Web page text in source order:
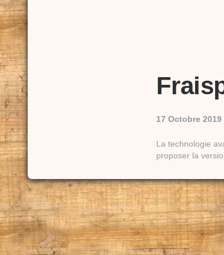
17 Octobre 2019
La technologie
proposer la
Pagination
des
publications